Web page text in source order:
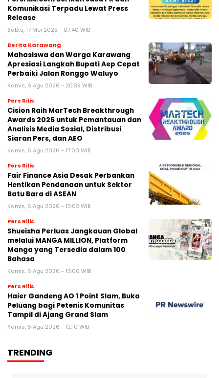
Komunikasi Terpadu Lewat Press
Release
Sabtu, 17 Mei 2025 - 07:40 WIB
Berita Karawang
Mahasiswa dan Warga Karawang
Apresiasi Langkah Bupati Aep Cepat
Perbaiki Jalan Ronggo Waluyo
Kamis, 6 Agu 2026 - 20:39 WIB
Pers Rilis
Cision Raih MarTech Breakthrough
Awards 2026 untuk Pemantauan dan
Analisis Media Sosial, Distribusi
Siaran Pers, dan AEO
Kamis, 6 Agu 2026 - 17:00 WIB
Pers Rilis
Fair Finance Asia Desak Perbankan
Hentikan Pendanaan untuk Sektor
Batu Bara di ASEAN
Kamis, 6 Agu 2026 - 13:02 WIB
Pers Rilis
Shueisha Perluas Jangkauan Global
melalui MANGA MILLION, Platform
Manga yang Tersedia dalam 100
Bahasa
Kamis, 6 Agu 2026 - 13:00 WIB
Pers Rilis
Haier Gandeng AO 1 Point Slam, Buka
Peluang bagi Petenis Komunitas
Tampil di Ajang Grand Slam
Kamis, 6 Agu 2026 - 12:10 WIB
TRENDING